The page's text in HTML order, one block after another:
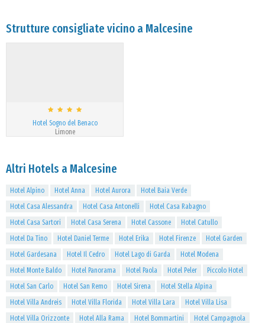
Strutture consigliate vicino a Malcesine
Hotel Sogno del Benaco
Limone
Altri Hotels a Malcesine
Hotel Alpino Hotel Anna Hotel Aurora
Hotel Baia Verde
Hotel Casa Alessandra
Hotel Casa Antonelli
Hotel Casa Rabagno
Hotel Casa Sartori
Hotel Casa Serena Hotel Cassone
Hotel Catullo
Hotel Da Tino
Hotel Daniel Terme Hotel Erika Hotel Firenze
Hotel Garden
Hotel Gardesana
Hotel Il Cedro Hotel Lago di Garda
Hotel Modena
Hotel Monte Baldo
Hotel Panorama Hotel Paola Hotel Peler
Piccolo Hotel
Hotel San Carlo
Hotel San Remo Hotel Sirena
Hotel Stella Alpina
Hotel Villa Andreis
Hotel Villa Florida Hotel Villa Lara
Hotel Villa Lisa
Hotel Villa Orizzonte
Hotel Alla Rama Hotel Bommartini
Hotel Campagnola